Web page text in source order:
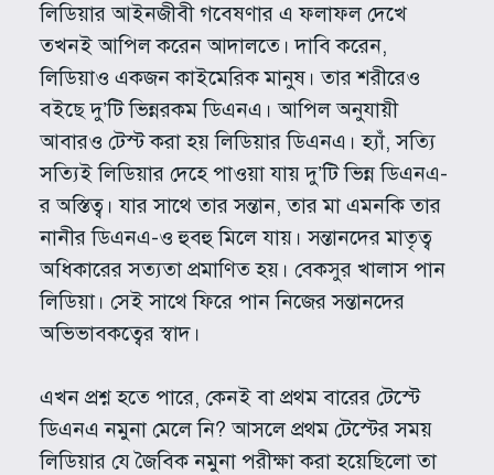
লিডিয়ার আইনজীবী গবেষণার এ ফলাফল দেখে
তখনই আপিল করেন আদালতে। দাবি করেন,
লিডিয়াও একজন কাইমেরিক মানুষ। তার শরীরেও
বইছে দু’টি ভিন্নরকম ডিএনএ। আপিল অনুযায়ী
আবারও টেস্ট করা হয় লিডিয়ার ডিএনএ। হ্যাঁ, সত্যি
সত্যিই লিডিয়ার দেহে পাওয়া যায় দু’টি ভিন্ন ডিএনএ-
র অস্তিত্ব। যার সাথে তার সন্তান, তার মা এমনকি তার
নানীর ডিএনএ-ও হুবহু মিলে যায়। সন্তানদের মাতৃত্ব
অধিকারের সত্যতা প্রমাণিত হয়। বেকসুর খালাস পান
লিডিয়া। সেই সাথে ফিরে পান নিজের সন্তানদের
অভিভাবকত্বের স্বাদ।
এখন প্রশ্ন হতে পারে, কেনই বা প্রথম বারের টেস্টে
ডিএনএ নমুনা মেলে নি? আসলে প্রথম টেস্টের সময়
লিডিয়ার যে জৈবিক নমুনা পরীক্ষা করা হয়েছিলো তা